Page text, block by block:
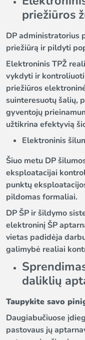
priežiūros
DP administratorius
priežiūrą ir pildyti
Elektroninis TPŽ
vykdyti ir kontroliuoti
priežiūros
suinteresuotų šalių,
gyventojų
užtikrina efektyvią
Elektroninis
Šiuo metu DP
eksploatacijai
punktų
pildomas formaliai.
DP ŠP ir šildymo
elektroninį ŠP
vietas padidėja
galimybė realiai
daliklių
Taupykite savo
Daugiabučiuose
pastovaus jų